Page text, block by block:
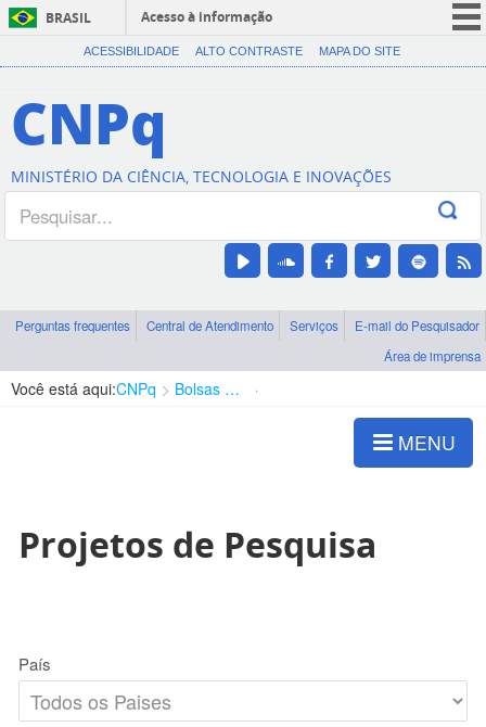
BRASIL
Acesso à informação
CORONAVÍRUS (COVID-19)
Canais
ACESSIBILIDADE ALTO CONTRASTE MAPA DO SITE
CNPq
MINISTÉRIO DA CIÊNCIA, TECNOLOGIA E INOVAÇÕES
Perguntas frequentes Central de Atendimento Serviços
E-mail do Pesquisador
Área de imprensa
Você está aqui:CNPq Bolsas e Auxílios Vigentes
MENU
Projetos de Pesquisa
País